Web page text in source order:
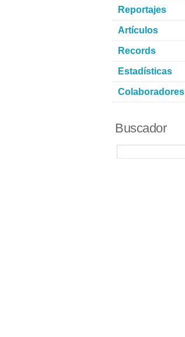
Reportajes
Artículos
Records
Estadísticas
Colaboradores
Buscador